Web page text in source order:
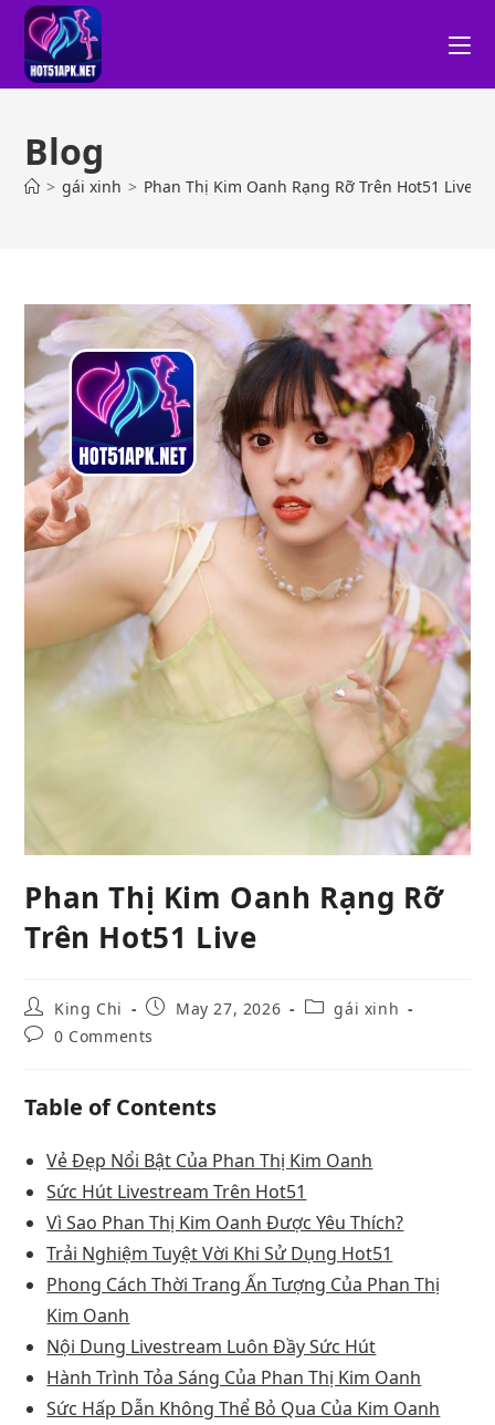
Blog
> gái xinh > Phan Thị Kim Oanh Rạng Rỡ Trên Hot51 Live
Phan Thị Kim Oanh Rạng Rỡ
Trên Hot51 Live
King Chi May 27, 2026
gái xinh
0 Comments
Table of Contents
Vẻ Đẹp Nổi Bật Của Phan Thị Kim Oanh
Sức Hút Livestream Trên Hot51
Vì Sao Phan Thị Kim Oanh Được Yêu Thích?
Trải Nghiệm Tuyệt Vời Khi Sử Dụng Hot51
Phong Cách Thời Trang Ấn Tượng Của Phan Thị
Kim Oanh
Nội Dung Livestream Luôn Đầy Sức Hút
Hành Trình Tỏa Sáng Của Phan Thị Kim Oanh
Sức Hấp Dẫn Không Thể Bỏ Qua Của Kim Oanh